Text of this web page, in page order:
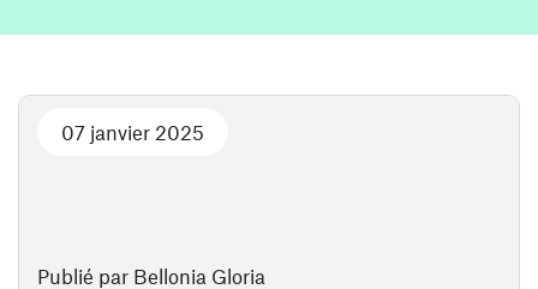
Publié par Bellonia Gloria
07 janvier 2025